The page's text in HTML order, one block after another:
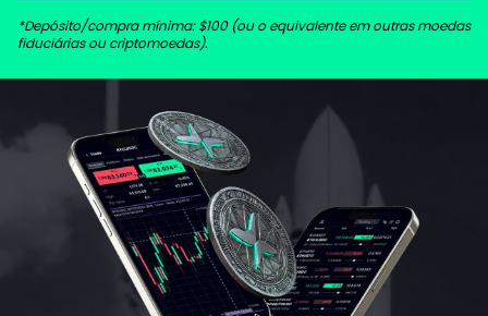
*Depósito/compra mínima: $100 (ou o equivalente em outras moedas
fiduciárias ou criptomoedas).